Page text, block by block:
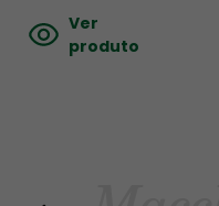
Ver
produto